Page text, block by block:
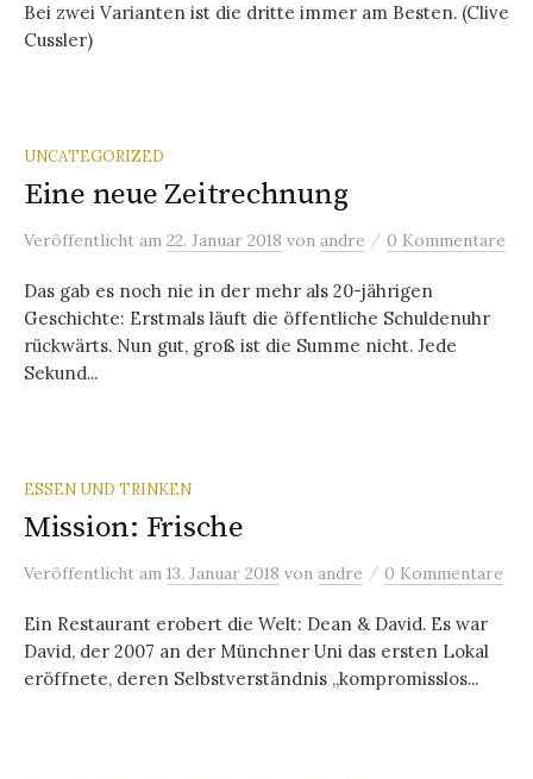
Bei zwei Varianten ist die dritte immer am Besten. (Clive
Cussler)
UNCATEGORIZED
Eine neue Zeitrechnung
Veröffentlicht am 22. Januar 2018 von andre / 0 Kommentare
Das gab es noch nie in der mehr als 20-jährigen
Geschichte: Erstmals läuft die öffentliche Schuldenuhr
rückwärts. Nun gut, groß ist die Summe nicht. Jede
Sekund...
ESSEN UND TRINKEN
Mission: Frische
Veröffentlicht am 13. Januar 2018 von andre / 0 Kommentare
Ein Restaurant erobert die Welt: Dean & David. Es war
David, der 2007 an der Münchner Uni das ersten Lokal
eröffnete, deren Selbstverständnis „kompromisslos...